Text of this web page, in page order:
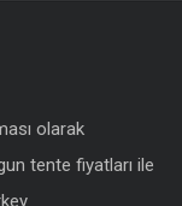
olarak
tente fiyatları ile